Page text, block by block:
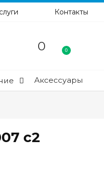
Контакты
0 0
Аксессуары
c2